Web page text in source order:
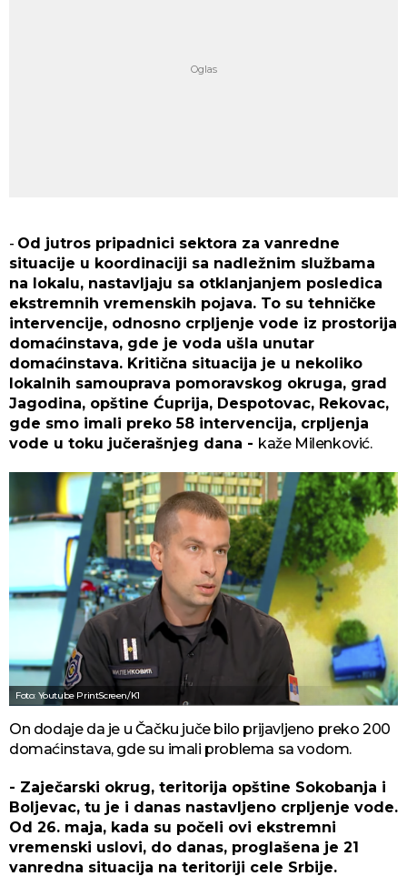
- Od jutros pripadnici sektora za vanredne
situacije u koordinaciji sa nadležnim službama
na lokalu, nastavljaju sa otklanjanjem posledica
ekstremnih vremenskih pojava. To su tehničke
intervencije, odnosno crpljenje vode iz prostorija
domaćinstava, gde je voda ušla unutar
domaćinstava. Kritična situacija je u nekoliko
lokalnih samouprava pomoravskog okruga, grad
Jagodina, opštine Ćuprija, Despotovac, Rekovac,
gde smo imali preko 58 intervencija, crpljenja
vode u toku jučerašnjeg dana - kaže Milenković.
Foto: Youtube PrintScreen/K1
On dodaje da je u Čačku juče bilo prijavljeno preko 200
domaćinstava, gde su imali problema sa vodom.
- Zaječarski okrug, teritorija opštine Sokobanja i
Boljevac, tu je i danas nastavljeno crpljenje vode.
Od 26. maja, kada su počeli ovi ekstremni
vremenski uslovi, do danas, proglašena je 21
vanredna situacija na teritoriji cele Srbije.